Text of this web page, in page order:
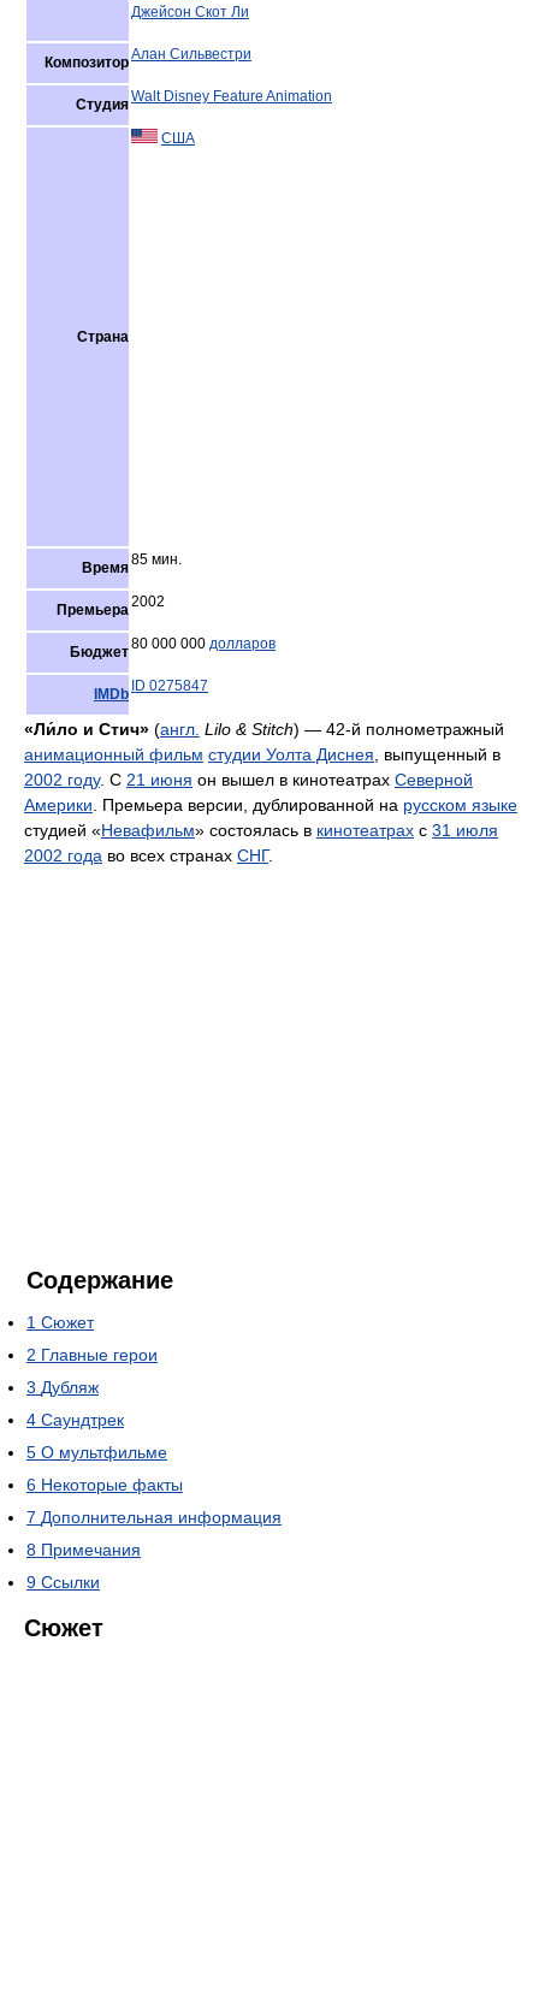
Джейсон Скот Ли
КомпозиторАлан Сильвестри
СтудияWalt Disney Feature Animation
Страна
США
Время85 мин.
Премьера2002
Бюджет80 000 000 долларов
IMDb ID 0275847
«Ли́ло и Стич» (англ. Lilo & Stitch) — 42-й полнометражный
анимационный фильм студии Уолта Диснея , выпущенный в
2002 году. С 21 июня он вышел в кинотеатрах Северной
Америки . Премьера версии, дублированной на русском языке
студией «Невафильм» состоялась в кинотеатрах с 31 июля
2002 года во всех странах СНГ.
Содержание
1 Сюжет
2 Главные герои
3 Дубляж
4 Саундтрек
5 О мультфильме
6 Некоторые факты
7 Дополнительная информация
8 Примечания
9 Ссылки
Сюжет